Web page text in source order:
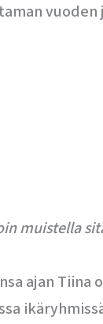
muistella
ajan